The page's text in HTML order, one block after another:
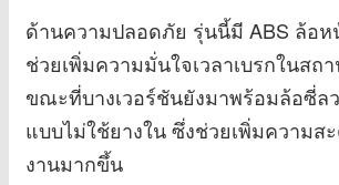
ด้านความปลอดภัย รุ่นนี้มี ABS ล้อ
ช่วยเพิ่มความมั่นใจเวลาเบรกในสถ
ขณะที่บางเวอร์ชันยังมาพร้อมล้อซี่ล
แบบไม่ใช้ยางใน ซึ่งช่วยเพิ่มความส
งานมากขึ้น